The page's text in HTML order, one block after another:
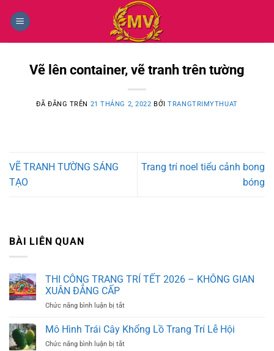
đến
Vẽ lên container, vẽ tranh trên tường
ĐÃ ĐĂNG TRÊN 21 THÁNG 2, 2022 BỞITRANGTRIMYTHUAT
VẼ TRANH TƯỜNG SÁNG
TẠO
Trang trí noel tiểu cảnh bong
bóng
BÀI LIÊN QUAN
THI CÔNG TRANG TRÍ TẾT 2026 – KHÔNG GIAN
XUÂN ĐẲNG CẤP
Chức năng bình luận bị tắtở
CÔNG
TRANG
TRÍ
Mô Hình Trái Cây Khổng Lồ Trang Trí Lễ Hội
Chức năng bình luận bị tắtở